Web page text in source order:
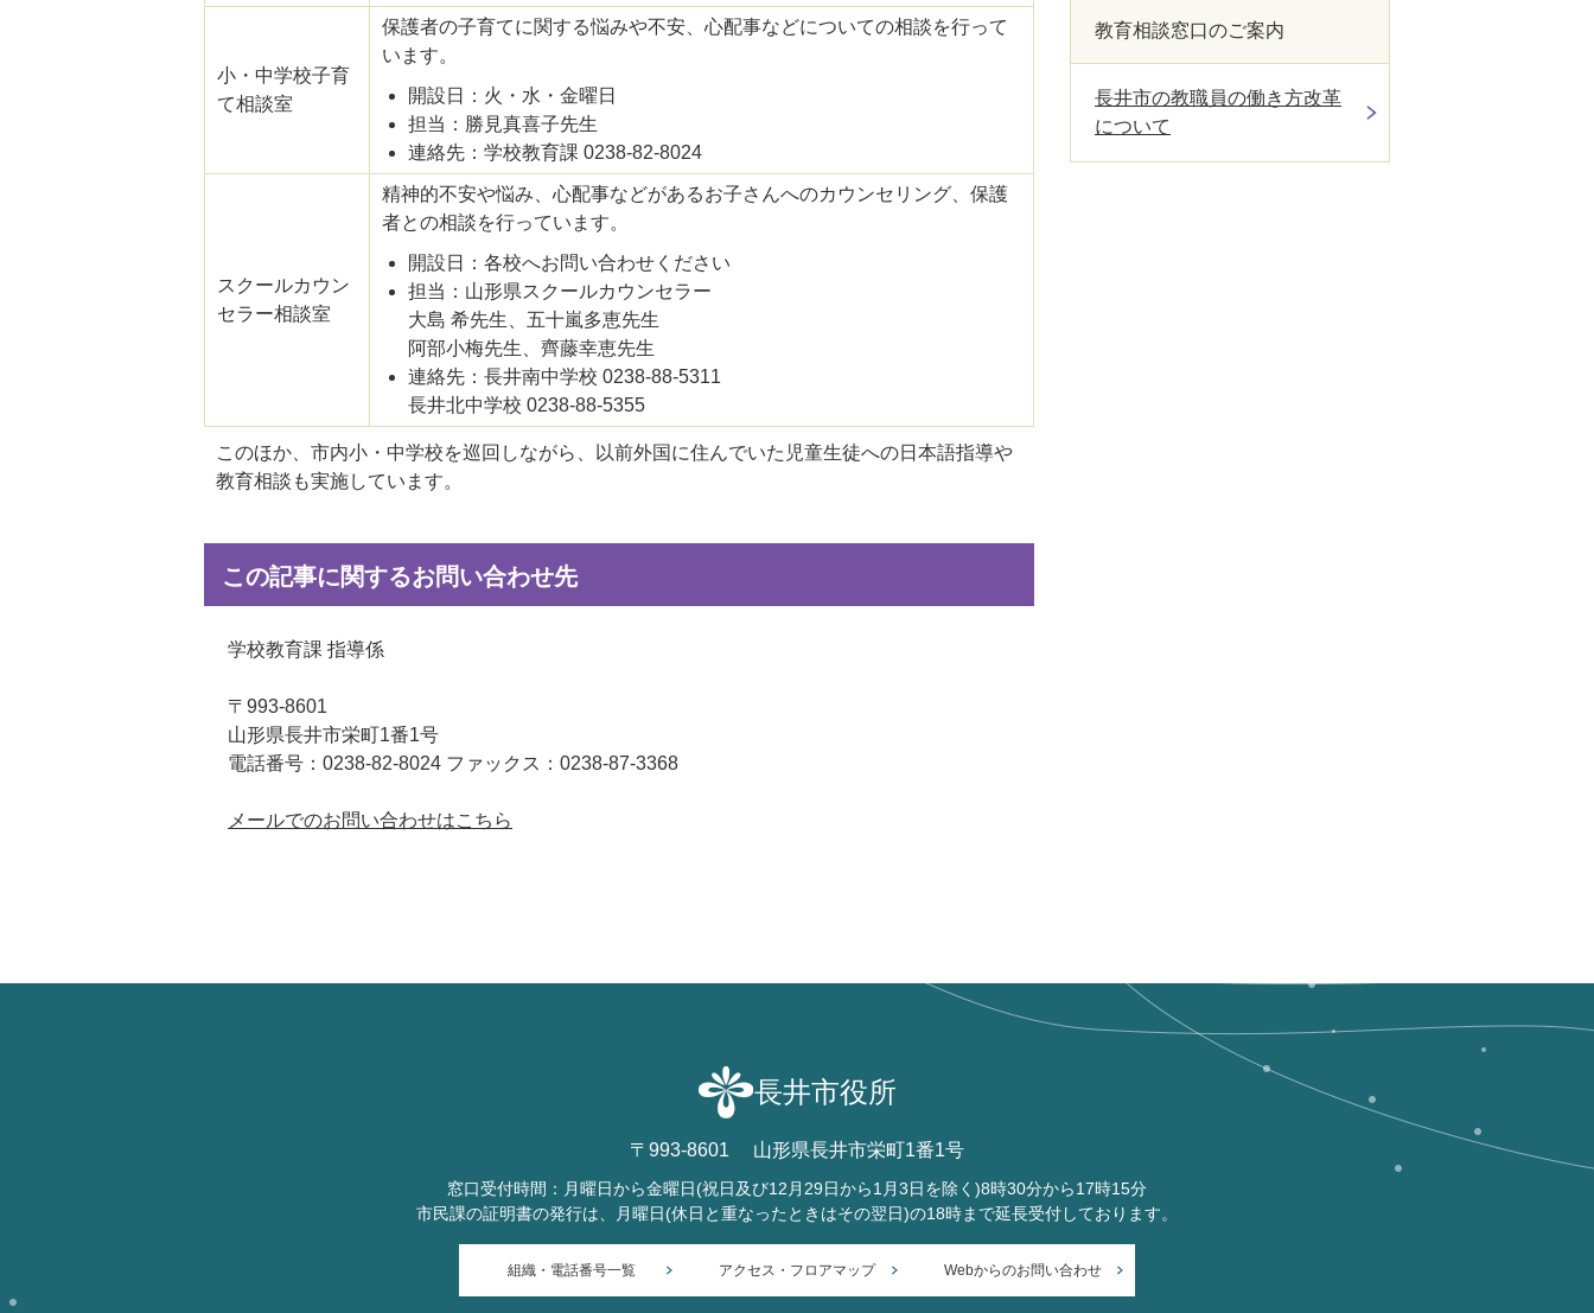
小・中学校子育
て相談室
保護者の子育てに関する悩みや不安、心配事などについての相談を行って
います。
開設日：火・水・金曜日
担当：勝見真喜子先生
連絡先：学校教育課 0238-82-8024
スクールカウン
セラー相談室
精神的不安や悩み、心配事などがあるお子さんへのカウンセリング、保護
者との相談を行っています。
開設日：各校へお問い合わせください
担当：山形県スクールカウンセラー
大島 希先生、五十嵐多恵先生
阿部小梅先生、齊藤幸恵先生
連絡先：長井南中学校 0238-88-5311
長井北中学校 0238-88-5355
このほか、市内小・中学校を巡回しながら、以前外国に住んでいた児童生徒への日本語指導や
教育相談も実施しています。
この記事に関するお問い合わせ先
学校教育課 指導係
〒993-8601
山形県長井市栄町1番1号
電話番号：0238-82-8024 ファックス：0238-87-3368
メールでのお問い合わせはこちら
教育相談窓口のご案内
長井市の教職員の働き方改革
について
長井市役所
〒993-8601 山形県長井市栄町1番1号
窓口受付時間：月曜日から金曜日(祝日及び12月29日から1月3日を除く)8時30分から17時15分
市民課の証明書の発行は、月曜日(休日と重なったときはその翌日)の18時まで延長受付しております。
組織・電話番号一覧 アクセス・フロアマップ Webからのお問い合わせ